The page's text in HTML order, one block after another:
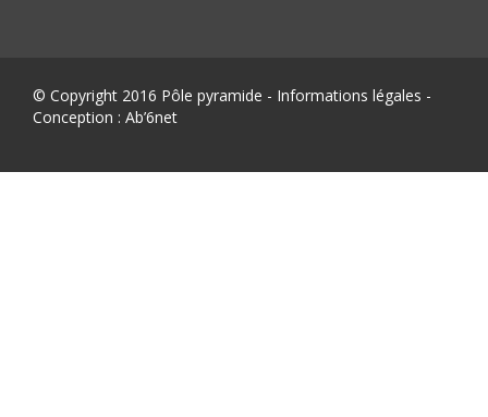
© Copyright 2016 Pôle pyramide - Informations légales -
Conception : Ab’6net